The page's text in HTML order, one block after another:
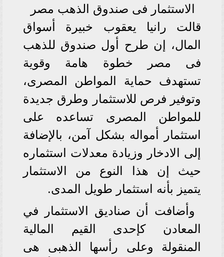
الاستثمار فى صندوق الذهب مصر
قالت رانيا يعقوب خبيرة أسواق
المال، إن طرح أول صندوق للذهب
فى مصر خطوة هامة وقوية
تستهدف حماية المواطن المصرى،
وتوفير فرص للاستثمار وطرق جديدة
للمواطن المصرى تساعده على
استثمار أمواله بشكل آمن، بالإضافة
إلى الادخار وزيادة معدلات استثماره
حيث إن هذا النوع من الاستثمار
يتميز بأنه استثمار طويل المدى.
وأضافت أن صناديق الاستثمار في
المعادن كإحدى القيم المالية
المنقولة وعلى رأسها الذهبى هى